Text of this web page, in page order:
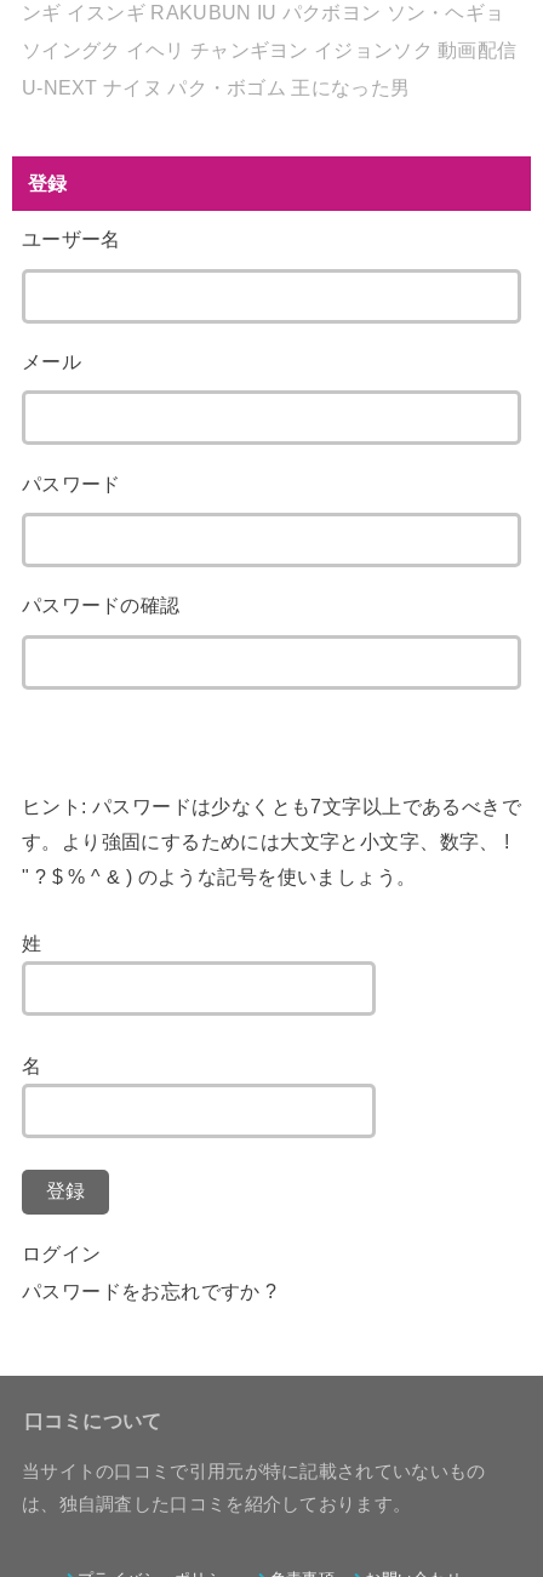
ンギ イスンギ RAKUBUN IU パクボヨン ソン・ヘギョ
ソイングク イヘリ チャンギヨン イジョンソク 動画配信
U-NEXT ナイヌ パク・ボゴム 王になった男
登録
ユーザー名
メール
パスワード
パスワードの確認
ヒント: パスワードは少なくとも7文字以上であるべきで
す。より強固にするためには大文字と小文字、数字、 !
" ? $ % ^ & ) のような記号を使いましょう。
姓
名
登録
ログイン
パスワードをお忘れですか ?
口コミについて
当サイトの口コミで引用元が特に記載されていないもの
は、独自調査した口コミを紹介しております。